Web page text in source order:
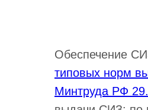
Обеспечение
типовых норм
Минтруда РФ